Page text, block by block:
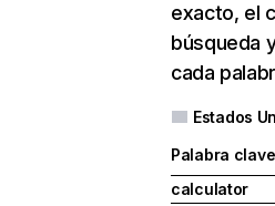
exacto, el
búsqueda
cada
Estados
Palabra clave
calculator